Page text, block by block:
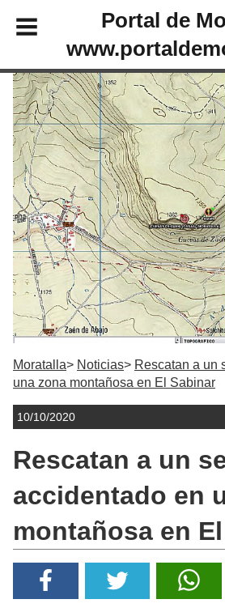
Portal de
Moratalla Noticias
Rescatan a un
una zona montañosa en El Sabinar
10/10/2020
Rescatan a un
accidentado en
montañosa en